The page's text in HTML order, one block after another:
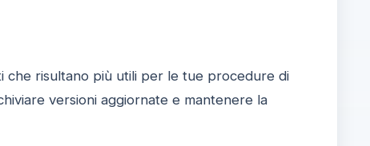
che risultano più utili per le tue procedure di
versioni aggiornate e mantenere la